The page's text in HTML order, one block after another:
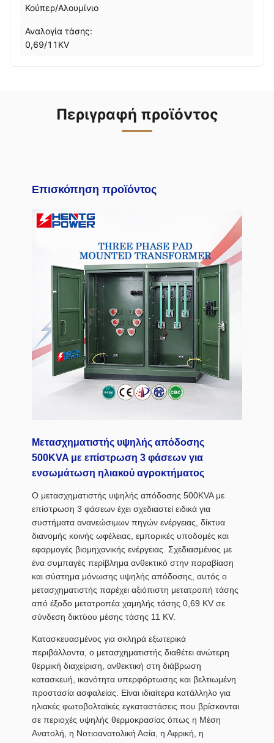
Κούπερ/Αλουμίνιο
Αναλογία τάσης:
0,69/11KV
Περιγραφή προϊόντος
Επισκόπηση προϊόντος
Μετασχηματιστής υψηλής απόδοσης
500KVA με επίστρωση 3 φάσεων για
ενσωμάτωση ηλιακού αγροκτήματος
Ο μετασχηματιστής υψηλής απόδοσης 500KVA με
επίστρωση 3 φάσεων έχει σχεδιαστεί ειδικά για
συστήματα ανανεώσιμων πηγών ενέργειας, δίκτυα
διανομής κοινής ωφέλειας, εμπορικές υποδομές και
εφαρμογές βιομηχανικής ενέργειας. Σχεδιασμένος με
ένα συμπαγές περίβλημα ανθεκτικό στην παραβίαση
και σύστημα μόνωσης υψηλής απόδοσης, αυτός ο
μετασχηματιστής παρέχει αξιόπιστη μετατροπή τάσης
από έξοδο μετατροπέα χαμηλής τάσης 0,69 KV σε
σύνδεση δικτύου μέσης τάσης 11 KV.
Κατασκευασμένος για σκληρά εξωτερικά
περιβάλλοντα, ο μετασχηματιστής διαθέτει ανώτερη
θερμική διαχείριση, ανθεκτική στη διάβρωση
κατασκευή, ικανότητα υπερφόρτωσης και βελτιωμένη
προστασία ασφαλείας. Είναι ιδιαίτερα κατάλληλο για
ηλιακές φωτοβολταϊκές εγκαταστάσεις που βρίσκονται
σε περιοχές υψηλής θερμοκρασίας όπως η Μέση
Ανατολή, η Νοτιοανατολική Ασία, η Αφρική, η